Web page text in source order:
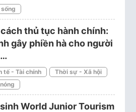
thủ tục hành chính:
gây phiền hà cho người
tế - Tài chính
Thời sự - Xã hội
World Junior Tourism